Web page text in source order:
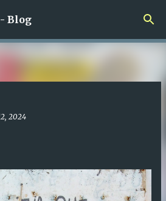
o conteúdo principal
Blog
2024